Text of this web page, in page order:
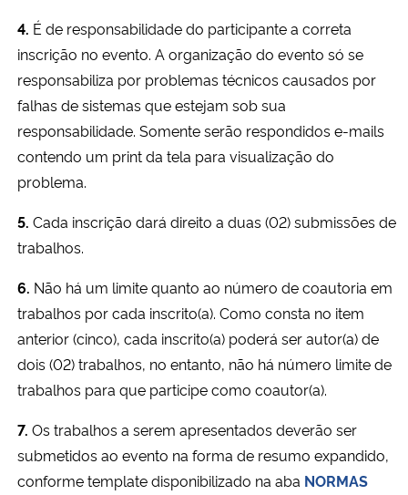
Secretaria de Governo
Gabinete de Segurança Institucional
Advocacia-Geral da União
Banco Central do Brasil
Planalto
4. É de responsabilidade do participante a correta
inscrição no evento. A organização do evento só se
responsabiliza por problemas técnicos causados por
falhas de sistemas que estejam sob sua
responsabilidade. Somente serão respondidos e-mails
contendo um print da tela para visualização do
problema.
5. Cada inscrição dará direito a duas (02) submissões de
trabalhos.
6. Não há um limite quanto ao número de coautoria em
trabalhos por cada inscrito(a). Como consta no item
anterior (cinco), cada inscrito(a) poderá ser autor(a) de
dois (02) trabalhos, no entanto, não há número limite de
trabalhos para que participe como coautor(a).
7. Os trabalhos a serem apresentados deverão ser
submetidos ao evento na forma de resumo expandido,
conforme template disponibilizado na aba NORMAS